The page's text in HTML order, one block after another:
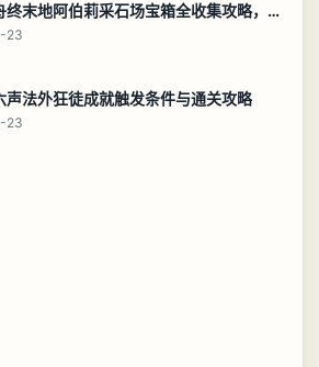
明日方舟终末地阿伯莉采石场宝箱全收集攻略，全点位分布图与路线
23
声法外狂徒成就触发条件与通关攻略
23